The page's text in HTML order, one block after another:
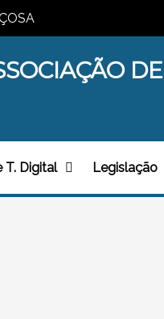
DE
T. Digital Legislação